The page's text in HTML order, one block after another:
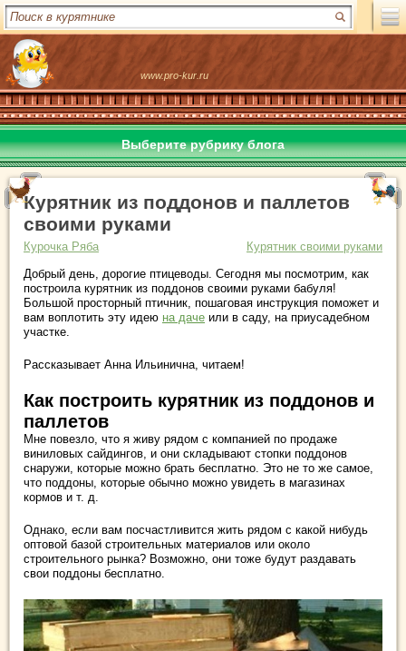
www.pro-kur.ru
Выберите рубрику блога
Курятник из поддонов и паллетов
своими руками
Курочка Ряба
Курятник своими руками
Добрый день, дорогие птицеводы. Сегодня мы посмотрим, как
построила курятник из поддонов своими руками бабуля!
Большой просторный птичник, пошаговая инструкция поможет и
вам воплотить эту идею на даче или в саду, на приусадебном
участке.
Рассказывает Анна Ильинична, читаем!
Как построить курятник из поддонов и
паллетов
Мне повезло, что я живу рядом с компанией по продаже
виниловых сайдингов, и они складывают стопки поддонов
снаружи, которые можно брать бесплатно. Это не то же самое,
что поддоны, которые обычно можно увидеть в магазинах
кормов и т. д.
Однако, если вам посчастливится жить рядом с какой нибудь
оптовой базой строительных материалов или около
строительного рынка? Возможно, они тоже будут раздавать
свои поддоны бесплатно.